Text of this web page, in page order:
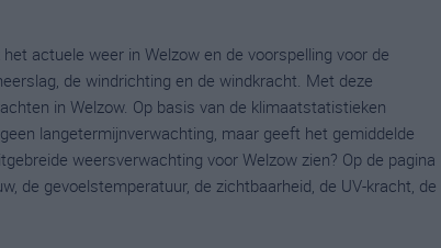
actuele weer in Welzow en de voorspelling voor de
de windrichting en de windkracht. Met deze
in Welzow. Op basis van de klimaatstatistieken
langetermijnverwachting, maar geeft het gemiddelde
weersverwachting voor Welzow zien? Op de pagina
de gevoelstemperatuur, de zichtbaarheid, de UV-kracht, de